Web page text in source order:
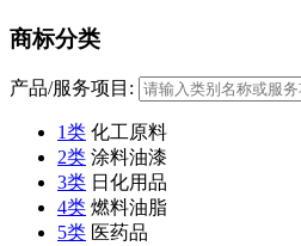
商标分类
产品/服务项目:
1类 化工原料
2类 涂料油漆
3类 日化用品
4类 燃料油脂
5类 医药品